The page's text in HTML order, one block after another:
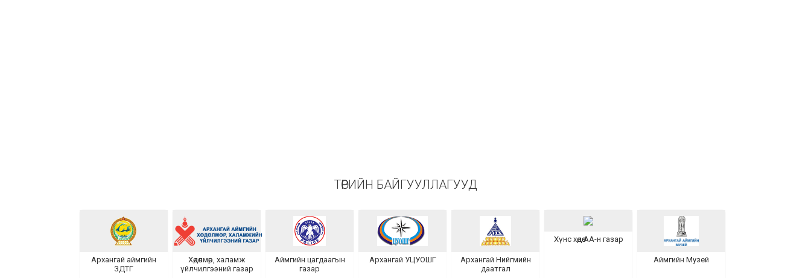
ТӨРИЙН БАЙГУУЛЛАГУУД
Архангай аймгийн
ЗДТГ
Хөдөлмөр, халамж
үйлчилгээний газар
Аймгийн цагдаагын
газар
Архангай УЦУОШГ
Архангай Нийгмийн
даатгал
Хүнс хөдөө АА-н газар
Аймгийн Музей